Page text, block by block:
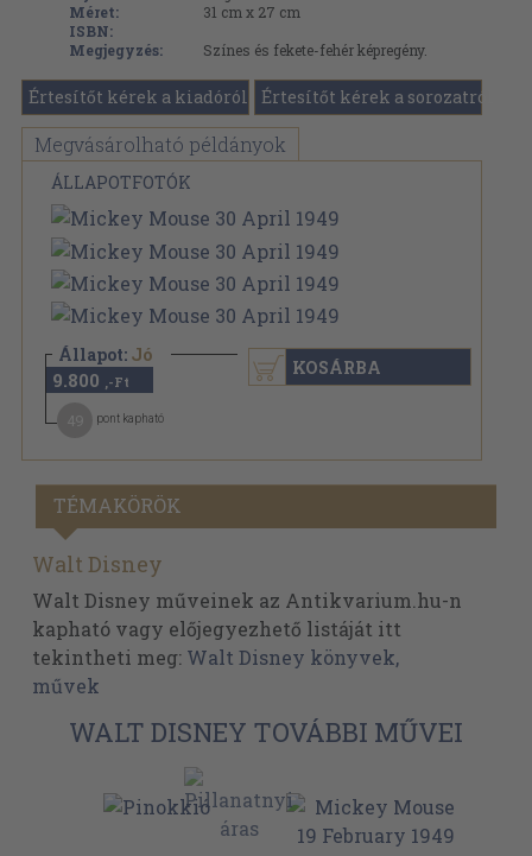
Méret:
31 cm x 27 cm
ISBN:
Megjegyzés:
Színes és fekete-fehér képregény.
Értesítőt kérek a kiadóról Értesítőt kérek a sorozatról
Megvásárolható példányok
ÁLLAPOTFOTÓK
Állapot: Jó
9.800 ,-Ft
pont kapható
KOSÁRBA
TÉMAKÖRÖK
Walt Disney
Walt Disney műveinek az Antikvarium.hu-n
kapható vagy előjegyezhető listáját itt
tekintheti meg: Walt Disney könyvek,
művek
WALT DISNEY TOVÁBBI MŰVEI